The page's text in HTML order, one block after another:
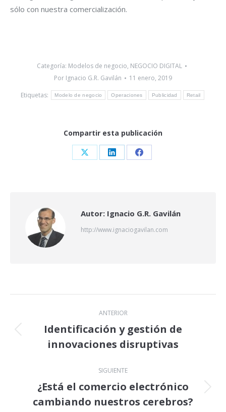
sólo con nuestra comercialización.
Categoría: Modelos de negocio, NEGOCIO DIGITAL
Por Ignacio G.R. Gavilán
11 enero, 2019
Etiquetas:
Modelo de negocio Operaciones Publicidad Retail
Compartir esta publicación
Share Share Share
Autor: Ignacio G.R. Gavilán
http://www.ignaciogavilan.com
Navegación
entre
publicaciones
ANTERIOR
Publicación
anterior:
Identificación y gestión de
innovaciones disruptivas
SIGUIENTE
Publicación
siguiente:
¿Está el comercio electrónico
cambiando nuestros cerebros?